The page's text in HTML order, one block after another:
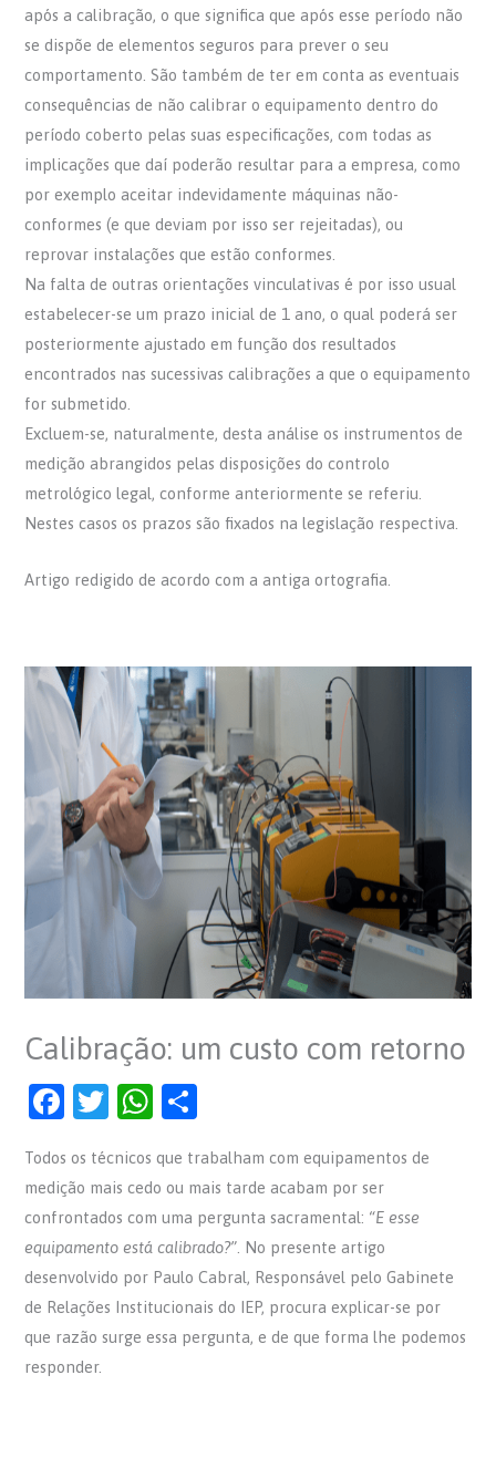
após a calibração, o que significa que após esse período não
se dispõe de elementos seguros para prever o seu
comportamento. São também de ter em conta as eventuais
consequências de não calibrar o equipamento dentro do
período coberto pelas suas especificações, com todas as
implicações que daí poderão resultar para a empresa, como
por exemplo aceitar indevidamente máquinas não-
conformes (e que deviam por isso ser rejeitadas), ou
reprovar instalações que estão conformes.
Na falta de outras orientações vinculativas é por isso usual
estabelecer-se um prazo inicial de 1 ano, o qual poderá ser
posteriormente ajustado em função dos resultados
encontrados nas sucessivas calibrações a que o equipamento
for submetido.
Excluem-se, naturalmente, desta análise os instrumentos de
medição abrangidos pelas disposições do controlo
metrológico legal, conforme anteriormente se referiu.
Nestes casos os prazos são fixados na legislação respectiva.
Artigo redigido de acordo com a antiga ortografia.
Calibração: um custo com retorno
F
c
e
b
o
o
k
T
itt
er
W
at
s
A
p
p
ar
e
Todos os técnicos que trabalham com equipamentos de
medição mais cedo ou mais tarde acabam por ser
confrontados com uma pergunta sacramental: “E esse
equipamento está calibrado?”. No presente artigo
desenvolvido por Paulo Cabral, Responsável pelo Gabinete
de Relações Institucionais do IEP, procura explicar-se por
que razão surge essa pergunta, e de que forma lhe podemos
responder.